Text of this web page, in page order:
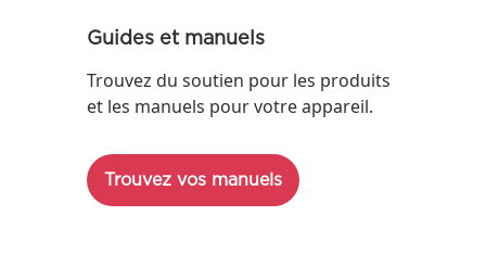
Guides et manuels
Trouvez du soutien pour les produits
et les manuels pour votre appareil.
Trouvez vos manuels